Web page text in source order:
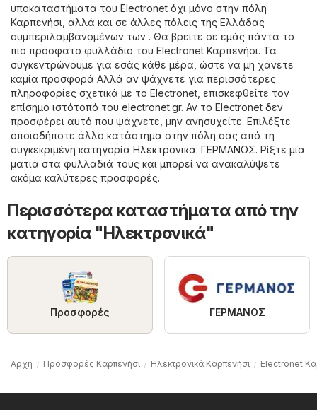
υποκαταστήματα του Electronet όχι μόνο στην πόλη
Καρπενήσι, αλλά και σε άλλες πόλεις της Ελλάδας
συμπεριλαμβανομένων των . Θα βρείτε σε εμάς πάντα το
πιο πρόσφατο φυλλάδιο του Electronet Καρπενήσι. Τα
συγκεντρώνουμε για εσάς κάθε μέρα, ώστε να μη χάνετε
καμία προσφορά Αλλά αν ψάχνετε για περισσότερες
πληροφορίες σχετικά με το Electronet, επισκεφθείτε τον
επίσημο ιστότοπό του electronet.gr. Αν το Electronet δεν
προσφέρει αυτό που ψάχνετε, μην ανησυχείτε. Επιλέξτε
οποιοδήποτε άλλο κατάστημα στην πόλη σας από τη
συγκεκριμένη κατηγορία Hλεκτρονικά: ΓΕΡΜΑΝΟΣ. Ρίξτε μια
ματιά στα φυλλάδιά τους και μπορεί να ανακαλύψετε
ακόμα καλύτερες προσφορές.
Περισσότερα καταστήματα από την
κατηγορία "Hλεκτρονικά"
Προσφορές ΓΕΡΜΑΝΟΣ
Αρχή Προσφορές Καρπενήσι Hλεκτρονικά Καρπενήσι Electronet